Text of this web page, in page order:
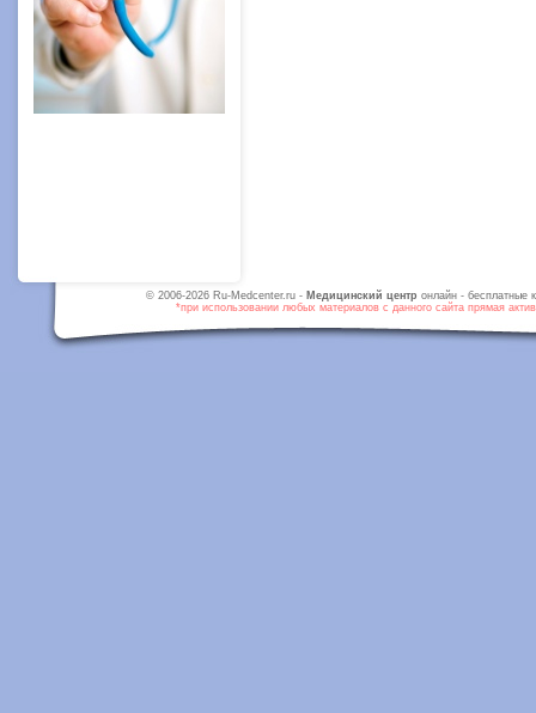
© 2006-2026 Ru-Medcenter.ru - Медицинский центр онлайн - бесплатные
*при использовании любых материалов с данного сайта прямая